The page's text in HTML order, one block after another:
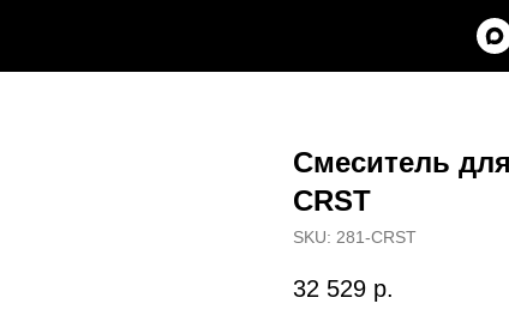
Смеситель
CRST
SKU: 281-CRST
32 529 р.